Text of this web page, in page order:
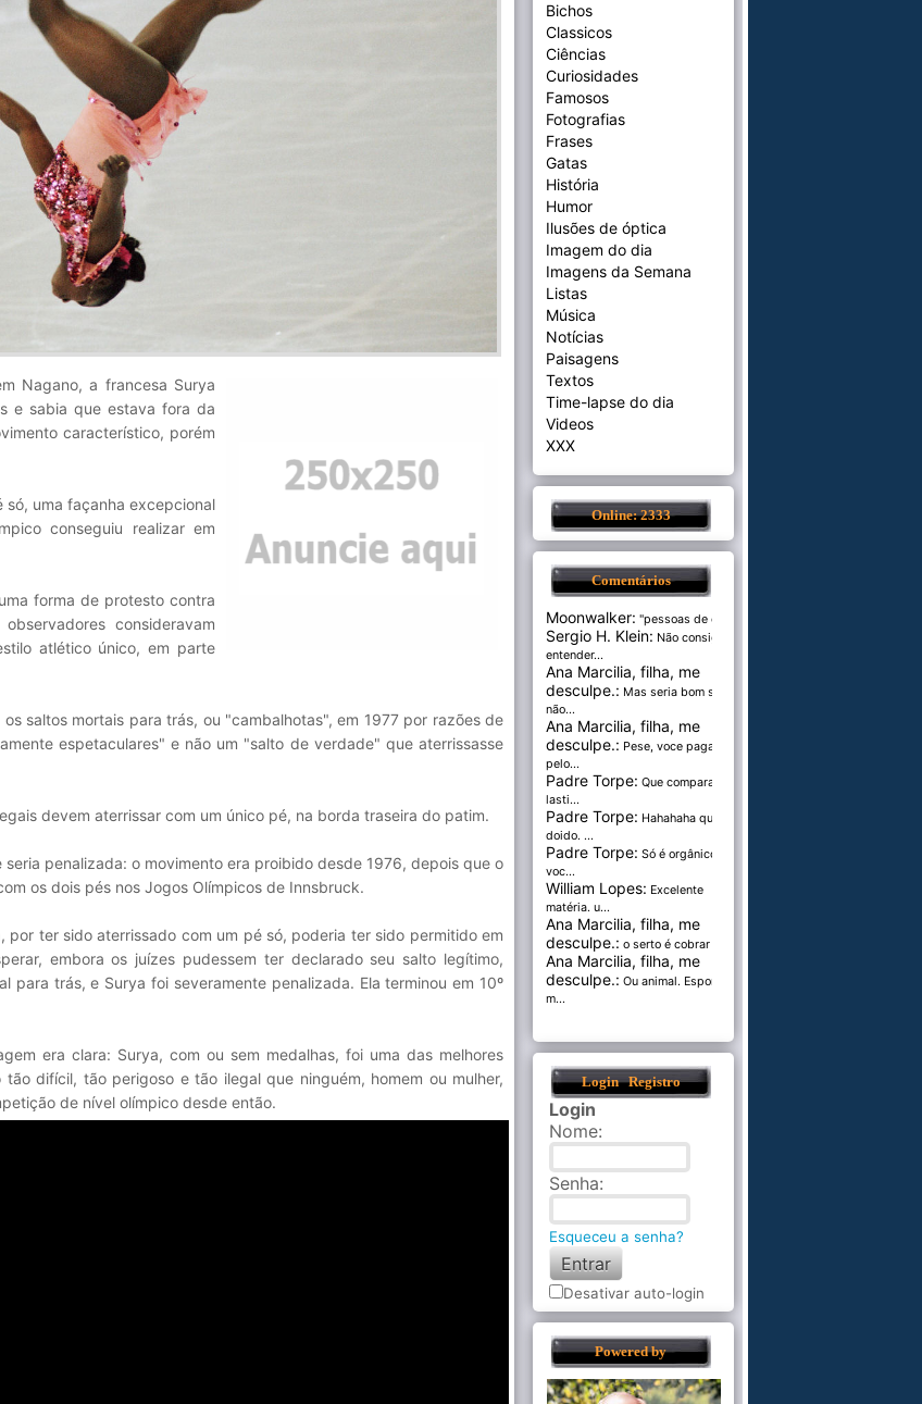
Nagano, a francesa Surya
e sabia que estava fora da
característico, porém
só, uma façanha excepcional
conseguiu realizar em
forma de protesto contra
consideravam
atlético único, em parte
saltos mortais para trás, ou "cambalhotas", em 1977 por razões de
espetaculares" e não um "salto de verdade" que aterrissasse
devem aterrissar com um único pé, na borda traseira do patim.
penalizada: o movimento era proibido desde 1976, depois que o
os dois pés nos Jogos Olímpicos de Innsbruck.
ter sido aterrissado com um pé só, poderia ter sido permitido em
embora os juízes pudessem ter declarado seu salto legítimo,
para trás, e Surya foi severamente penalizada. Ela terminou em 10º
era clara: Surya, com ou sem medalhas, foi uma das melhores
difícil, tão perigoso e tão ilegal que ninguém, homem ou mulher,
de nível olímpico desde então.
Bichos
Classicos
Ciências
Curiosidades
Famosos
Fotografias
Frases
Gatas
História
Humor
Ilusões de óptica
Imagem do dia
Imagens da Semana
Listas
Música
Notícias
Paisagens
Textos
Time-lapse do dia
Videos
XXX
Online: 2333
Comentários
Moonwalker: "pessoas de cer...
Sergio H. Klein: Não consigo
entender...
Ana Marcilia, filha, me
desculpe.: Mas seria bom se
não...
Ana Marcilia, filha, me
desculpe.: Pese, voce paga
pelo...
Padre Torpe: Que comparação
lasti...
Padre Torpe: Hahahaha que
doido. ...
Padre Torpe: Só é orgânico se
voc...
William Lopes: Excelente
matéria. u...
Ana Marcilia, filha, me
desculpe.: o serto é cobrar pel...
Ana Marcilia, filha, me
desculpe.: Ou animal. Esponja
m...
Login Registro
Login
Nome:
Senha:
Esqueceu a senha?
Desativar auto-login
Powered by